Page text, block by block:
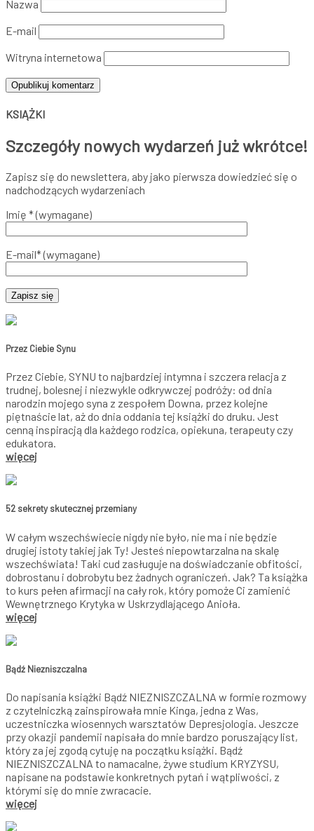
Nazwa
E-mail
Witryna internetowa
KSIĄŻKI
Szczegóły nowych wydarzeń już wkrótce!
Zapisz się do newslettera, aby jako pierwsza dowiedzieć się o
nadchodzących wydarzeniach
Imię * (wymagane)
E-mail* (wymagane)
Przez Ciebie Synu
Przez Ciebie, SYNU to najbardziej intymna i szczera relacja z
trudnej, bolesnej i niezwykle odkrywczej podróży: od dnia
narodzin mojego syna z zespołem Downa, przez kolejne
piętnaście lat, aż do dnia oddania tej książki do druku. Jest
cenną inspiracją dla każdego rodzica, opiekuna, terapeuty czy
edukatora.
więcej
52 sekrety skutecznej przemiany
W całym wszechświecie nigdy nie było, nie ma i nie będzie
drugiej istoty takiej jak Ty! Jesteś niepowtarzalna na skalę
wszechświata! Taki cud zasługuje na doświadczanie obfitości,
dobrostanu i dobrobytu bez żadnych ograniczeń. Jak? Ta książka
to kurs pełen afirmacji na cały rok, który pomoże Ci zamienić
Wewnętrznego Krytyka w Uskrzydlającego Anioła.
więcej
Bądź Niezniszczalna
Do napisania książki Bądź NIEZNISZCZALNA w formie rozmowy
z czytelniczką zainspirowała mnie Kinga, jedna z Was,
uczestniczka wiosennych warsztatów Depresjologia. Jeszcze
przy okazji pandemii napisała do mnie bardzo poruszający list,
który za jej zgodą cytuję na początku książki. Bądź
NIEZNISZCZALNA to namacalne, żywe studium KRYZYSU,
napisane na podstawie konkretnych pytań i wątpliwości, z
którymi się do mnie zwracacie.
więcej